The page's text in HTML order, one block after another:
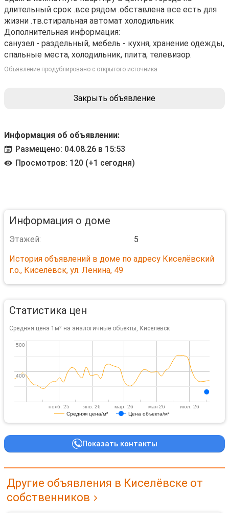
длительный срок .все рядом .обставлена все есть для
жизни .тв.стиральная автомат холодильник
Дополнительная информация:
санузел - раздельный, мебель - кухня, хранение одежды,
спальные места, холодильник, плита, телевизор.
Объявление продублировано с открытого источника
Закрыть объявление
Информация об объявлении:
Размещено: 04.08.26 в 15:53
Просмотров: 120 (+1 сегодня)
Информация о доме
Этажей:
5
История объявлений в доме по адресу Киселёвский
г.о., Киселёвск, ул. Ленина, 49
Статистика цен
Средняя цена 1м² на аналогичные объекты, Киселёвск
Средняя цена/м² Цена объекта/м²
нояб. 25 янв. 26 мар. 26 мая 26 июл. 26
400
400
500
500
Показать контакты
Другие объявления в Киселёвске от
собственников